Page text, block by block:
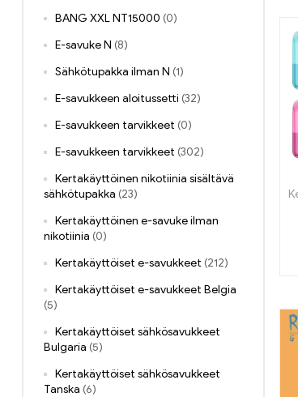
BANG XXL NT15000 (0)
E-savuke N (8)
Sähkötupakka ilman N (1)
E-savukkeen aloitussetti (32)
E-savukkeen tarvikkeet (0)
E-savukkeen tarvikkeet (302)
Kertakäyttöinen nikotiinia sisältävä
sähkötupakka (23)
Kertakäyttöinen e-savuke ilman
nikotiinia (0)
Kertakäyttöiset e-savukkeet (212)
Kertakäyttöiset e-savukkeet Belgia
(5)
Kertakäyttöiset sähkösavukkeet
Bulgaria (5)
Kertakäyttöiset sähkösavukkeet
Tanska (6)